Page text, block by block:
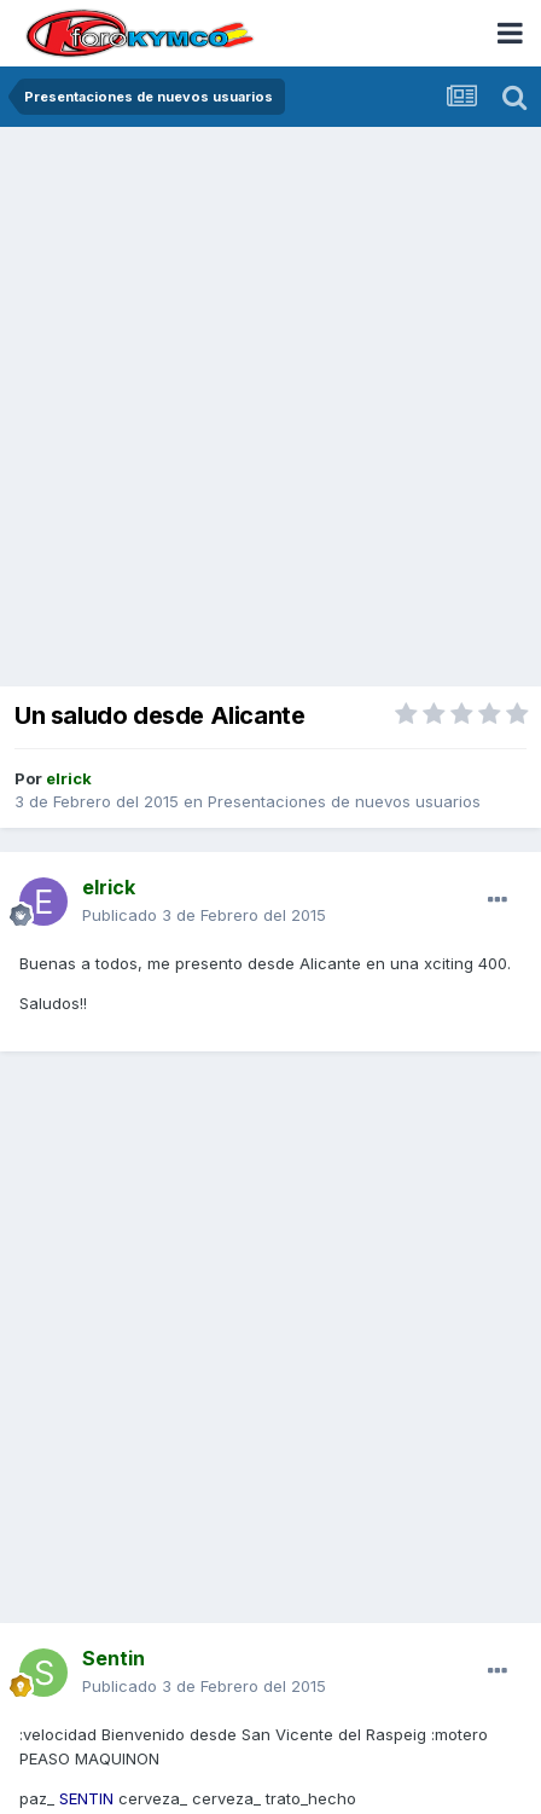
Presentaciones de nuevos usuarios
Un saludo desde Alicante
Por elrick
3 de Febrero del 2015 en Presentaciones de nuevos usuarios
elrick
Publicado 3 de Febrero del 2015
Buenas a todos, me presento desde Alicante en una xciting 400.
Saludos!!
Sentin
Publicado 3 de Febrero del 2015
:velocidad Bienvenido desde San Vicente del Raspeig :motero
PEASO MAQUINON
paz_ SENTIN cerveza_ cerveza_ trato_hecho